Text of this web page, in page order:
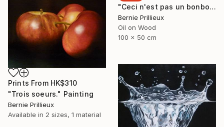
"Ceci n'est pas un bonbon !" Painting
Bernie Prillieux
Oil on Wood
100 x 50 cm
Prints From HK$310
"Trois soeurs." Painting
Bernie Prillieux
Available in 2 sizes, 1 material